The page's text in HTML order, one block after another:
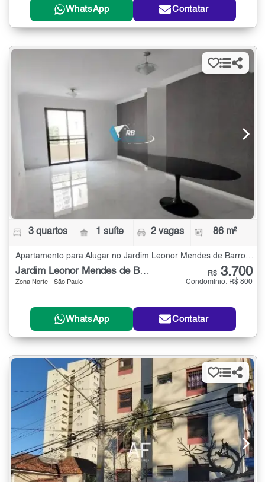
WhatsApp Contatar
3 quartos 1 suíte 2 vagas 86 m²
Apartamento para Alugar no Jardim Leonor Mendes de Barros com 3 quartos - 86 m²
Jardim Leonor Mendes de Barros
Zona Norte - São Paulo
R$ 3.700
Condomínio: R$ 800
WhatsApp Contatar